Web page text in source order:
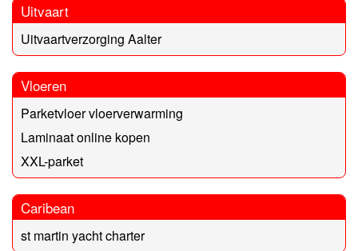
Uitvaart
Uitvaartverzorging Aalter
Vloeren
Parketvloer vloerverwarming
Laminaat online kopen
XXL-parket
Caribean
st martin yacht charter